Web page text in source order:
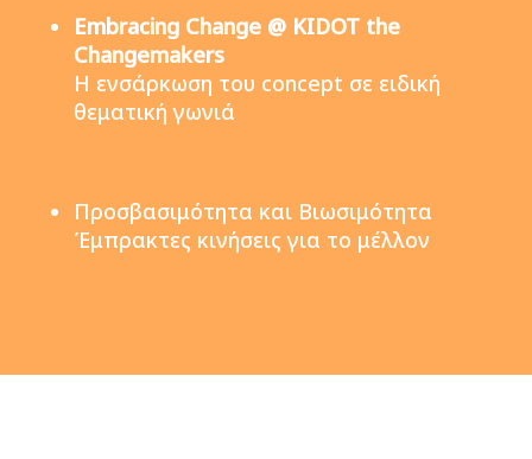
Embracing Change @ KIDOT the
Changemakers
Η ενσάρκωση του concept σε ειδική
θεματική γωνιά
Προσβασιμότητα και Βιωσιμότητα
Έμπρακτες κινήσεις για το μέλλον